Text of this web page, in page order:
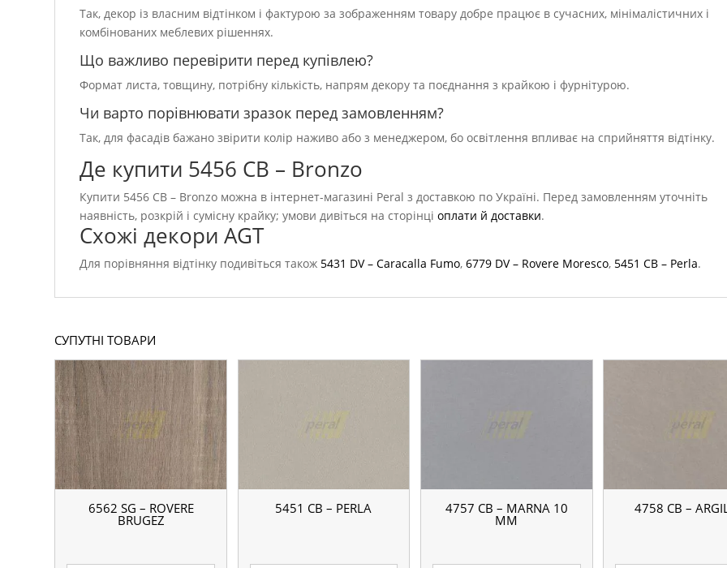
Так, декор із власним відтінком і фактурою за зображенням товару добре працює в сучасних, мінімалістичних і
комбінованих меблевих рішеннях.
Що важливо перевірити перед купівлею?
Формат листа, товщину, потрібну кількість, напрям декору та поєднання з крайкою і фурнітурою.
Чи варто порівнювати зразок перед замовленням?
Так, для фасадів бажано звірити колір наживо або з менеджером, бо освітлення впливає на сприйняття відтінку.
Де купити 5456 CB – Bronzo
Купити 5456 CB – Bronzo можна в інтернет-магазині Peral з доставкою по Україні. Перед замовленням уточніть
наявність, розкрій і сумісну крайку; умови дивіться на сторінціоплати й доставки.
Схожі декори AGT
Для порівняння відтінку подивіться також 5431 DV – Caracalla Fumo,6779 DV – Rovere Moresco, 5451 CB – Perla.
СУПУТНІ ТОВАРИ
6562 SG – ROVERE
BRUGEZ
5451 CB – PERLA 4757 CB – MARNA 10
ММ
4758 CB –